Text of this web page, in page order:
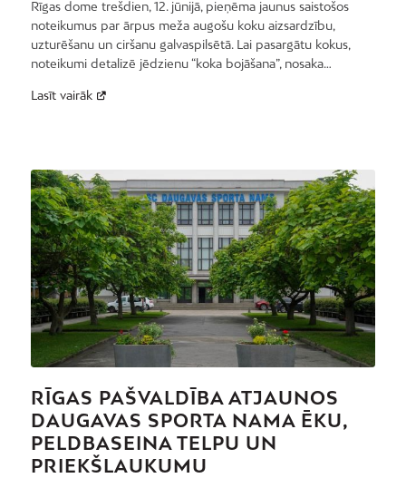
Rīgas dome trešdien, 12. jūnijā, pieņēma jaunus saistošos
noteikumus par ārpus meža augošu koku aizsardzību,
uzturēšanu un ciršanu galvaspilsētā. Lai pasargātu kokus,
noteikumi detalizē jēdzienu “koka bojāšana”, nosaka…
Lasīt vairāk
RĪGAS PAŠVALDĪBA ATJAUNOS
DAUGAVAS SPORTA NAMA ĒKU,
PELDBASEINA TELPU UN
PRIEKŠLAUKUMU